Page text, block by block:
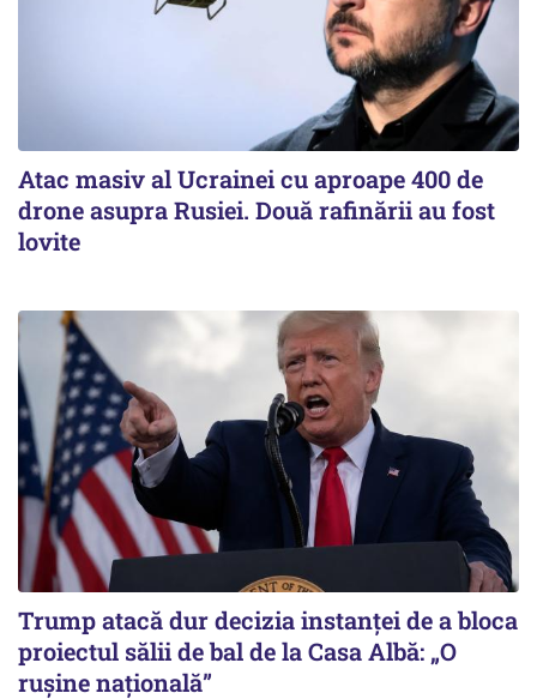
Atac masiv al Ucrainei cu aproape 400 de
drone asupra Rusiei. Două rafinării au fost
lovite
Trump atacă dur decizia instanţei de a bloca
proiectul sălii de bal de la Casa Albă: „O
ruşine naţională”